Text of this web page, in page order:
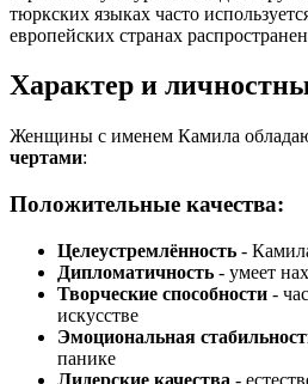
тюркских языках часто
европейских странах
Характер и
Женщины с именем Камила
чертами:
Положительные качества:
Целеустремлённость -
Дипломатичность - умеет
Творческие способности -
искусстве
Эмоциональная
панике
Лидерские качества -